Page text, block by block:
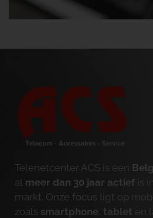
Telenetcenter ACS is een
al meer dan 30 jaar actief is
markt. Onze focus ligt op
zoals smartphone tablet en